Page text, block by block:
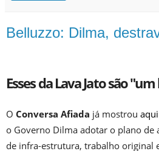
Belluzzo: Dilma,
Esses da Lava Jato são
O Conversa Afiada já mostrou aqui
o Governo Dilma adotar o plano de
de infra-estrutura, trabalho original